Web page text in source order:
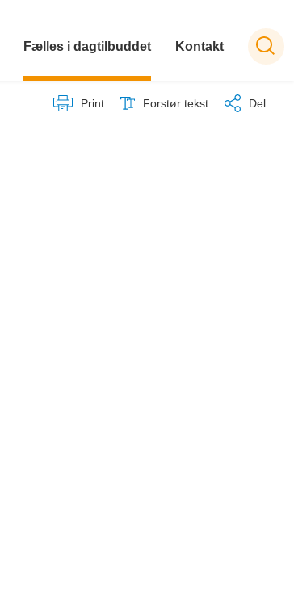
Fælles i dagtilbuddet Kontakt
Print Forstør tekst Del